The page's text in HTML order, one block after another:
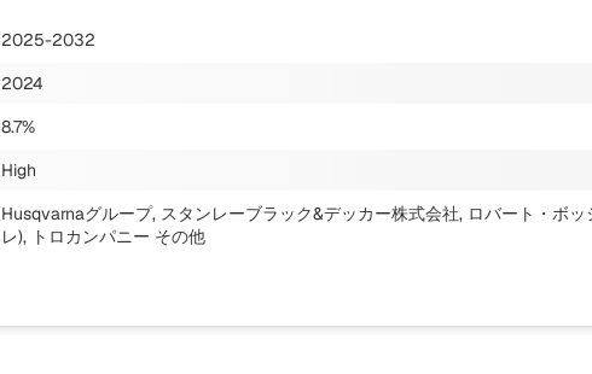
2025-2032
2024
8.7%
High
Husqvarnaグループ, スタンレーブラック&デッカー株式会社, ロバート・ボ
レ), トロカンパニー その他